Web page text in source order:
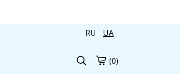
RU
UA
(0)